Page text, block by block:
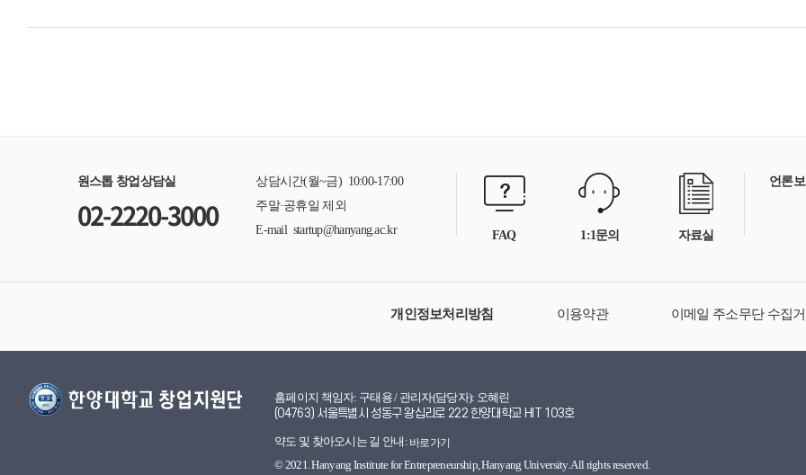
원스톱 창업상담실
02-2220-3000
상담시간(월~금) 10:00-17:00
주말·공휴일 제외
E-mail startup@hanyang.ac.kr
FAQ 1:1문의 자료실
언론
개인정보처리방침 이용약관 이메일 주소무단 수집
홈페이지 책임자: 구태용 / 관리자(담당자): 오혜린
(04763) 서울특별시 성동구 왕십리로 222 한양대학교 HIT 103호
약도 및 찾아오시는 길 안내: 바로가기
© 2021. Hanyang Institute for Entrepreneurship, Hanyang University. All rights reserved.